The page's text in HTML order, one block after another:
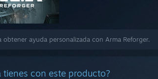
obtener ayuda personalizada con Arma Reforger.
tienes con este producto?